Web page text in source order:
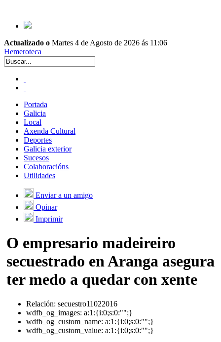
Actualizado o Martes 4 de Agosto de 2026 ás 11:06
Hemeroteca
Portada
Galicia
Local
Axenda Cultural
Deportes
Galicia exterior
Sucesos
Colaboracións
Utilidades
Enviar a un amigo
Opinar
Imprimir
O empresario madeireiro
secuestrado en Aranga asegura
ter medo a quedar con xente
Relación: secuestro11022016
wdfb_og_images: a:1:{i:0;s:0:"";}
wdfb_og_custom_name: a:1:{i:0;s:0:"";}
wdfb_og_custom_value: a:1:{i:0;s:0:"";}